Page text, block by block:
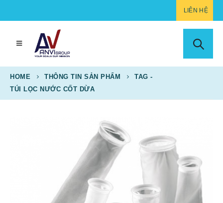
LIÊN HỆ
HOME THÔNG TIN SẢN PHẨM
TAG -
TÚI LỌC NƯỚC CỐT DỪA